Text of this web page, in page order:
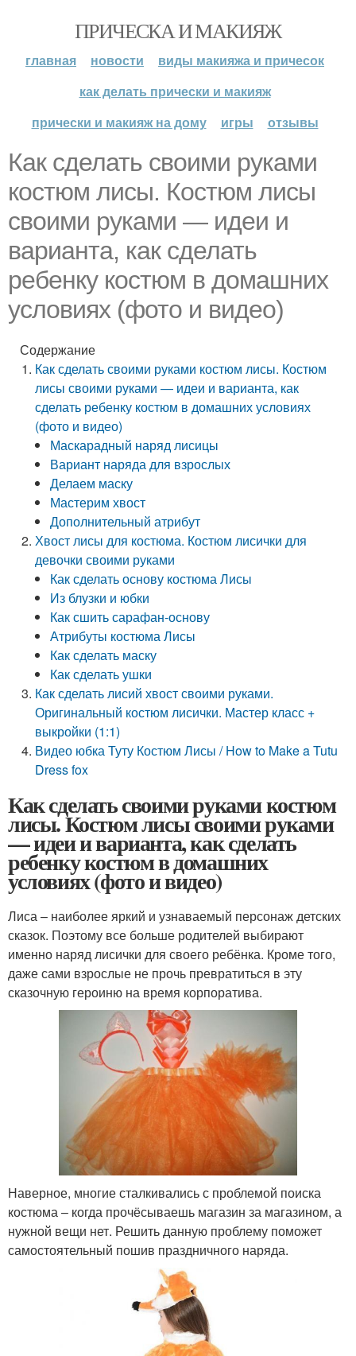
ПРИЧЕСКА И МАКИЯЖ
главная новости
виды макияжа и причесок
как делать прически и макияж
прически и макияж на дому
игры отзывы
Как сделать своими руками
костюм лисы. Костюм лисы
своими руками — идеи и
варианта, как сделать
ребенку костюм в домашних
условиях (фото и видео)
Содержание
Как сделать своими руками костюм лисы. Костюм
лисы своими руками — идеи и варианта, как
сделать ребенку костюм в домашних условиях
(фото и видео)
Маскарадный наряд лисицы
Вариант наряда для взрослых
Делаем маску
Мастерим хвост
Дополнительный атрибут
Хвост лисы для костюма. Костюм лисички для
девочки своими руками
Как сделать основу костюма Лисы
Из блузки и юбки
Как сшить сарафан-основу
Атрибуты костюма Лисы
Как сделать маску
Как сделать ушки
Как сделать лисий хвост своими руками.
Оригинальный костюм лисички. Мастер класс +
выкройки (1:1)
Видео юбка Туту Костюм Лисы / How to Make a Tutu
Dress fox
Как сделать своими руками костюм
лисы. Костюм лисы своими руками
— идеи и варианта, как сделать
ребенку костюм в домашних
условиях (фото и видео)
Лиса – наиболее яркий и узнаваемый персонаж детских
сказок. Поэтому все больше родителей выбирают
именно наряд лисички для своего ребёнка. Кроме того,
даже сами взрослые не прочь превратиться в эту
сказочную героиню на время корпоратива.
Наверное, многие сталкивались с проблемой поиска
костюма – когда прочёсываешь магазин за магазином, а
нужной вещи нет. Решить данную проблему поможет
самостоятельный пошив праздничного наряда.